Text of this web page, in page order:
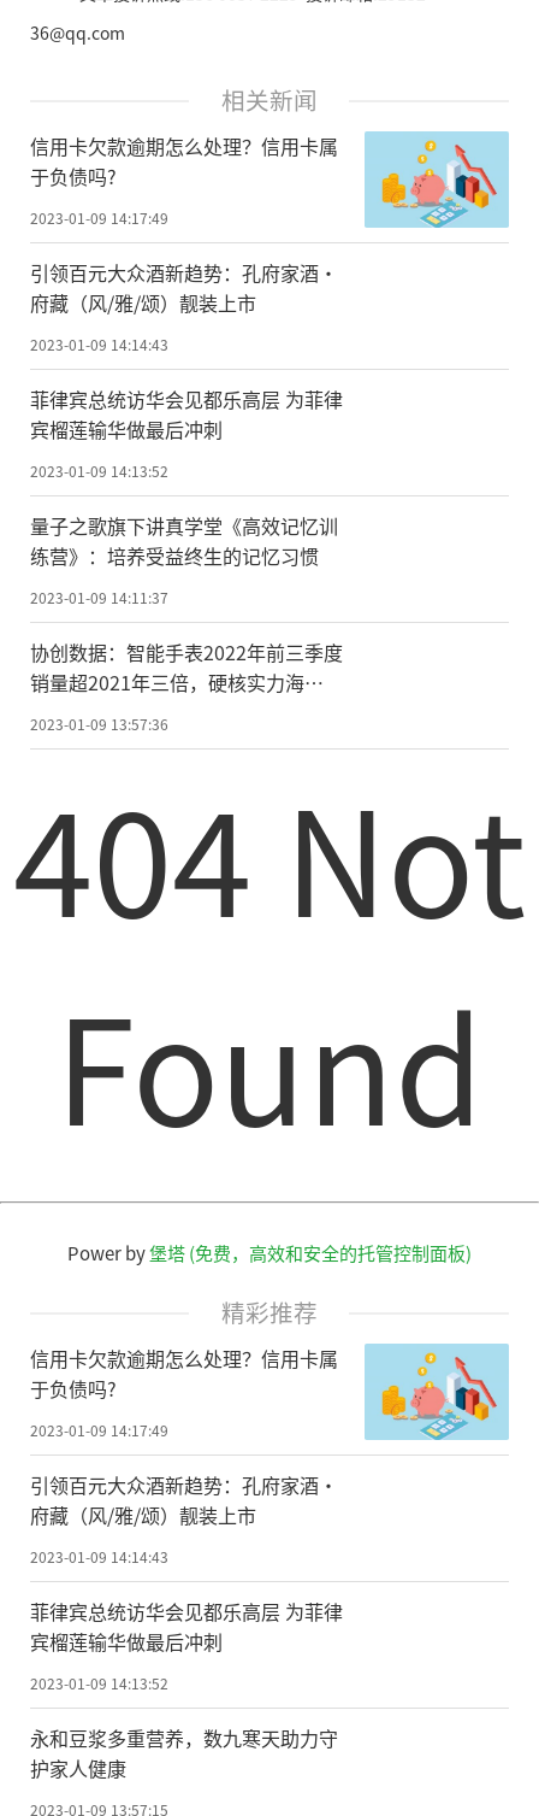
36@qq.com
相关新闻
信用卡欠款逾期怎么处理？信用卡属
于负债吗?
2023-01-09 14:17:49
引领百元大众酒新趋势：孔府家酒·
府藏（风/雅/颂）靓装上市
2023-01-09 14:14:43
菲律宾总统访华会见都乐高层 为菲律
宾榴莲输华做最后冲刺
2023-01-09 14:13:52
量子之歌旗下讲真学堂《高效记忆训
练营》：培养受益终生的记忆习惯
2023-01-09 14:11:37
协创数据：智能手表2022年前三季度
销量超2021年三倍，硬核实力海
2023-01-09 13:57:36
404 Not
Found
Power by堡塔 (免费，高效和安全的托管控制面板)
精彩推荐
信用卡欠款逾期怎么处理？信用卡属
于负债吗?
2023-01-09 14:17:49
引领百元大众酒新趋势：孔府家酒·
府藏（风/雅/颂）靓装上市
2023-01-09 14:14:43
菲律宾总统访华会见都乐高层 为菲律
宾榴莲输华做最后冲刺
2023-01-09 14:13:52
永和豆浆多重营养，数九寒天助力守
护家人健康
2023-01-09 13:57:15